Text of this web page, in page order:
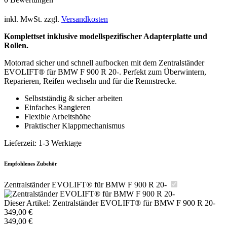
inkl. MwSt. zzgl. Versandkosten
Komplettset inklusive modellspezifischer Adapterplatte und
Rollen.
Motorrad sicher und schnell aufbocken mit dem Zentralständer
EVOLIFT® für BMW F 900 R 20-. Perfekt zum Überwintern,
Reparieren, Reifen wechseln und für die Rennstrecke.
Selbstständig & sicher arbeiten
Einfaches Rangieren
Flexible Arbeitshöhe
Praktischer Klappmechanismus
Lieferzeit: 1-3 Werktage
Empfohlenes Zubehör
Zentralständer EVOLIFT® für BMW F 900 R 20-
Dieser Artikel: Zentralständer EVOLIFT® für BMW F 900 R 20-
349,00 €
349,00 €